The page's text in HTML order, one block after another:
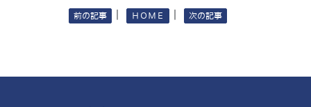
前の記事 ＨＯＭＥ 次の記事